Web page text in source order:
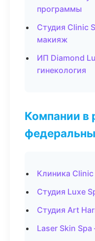
программы
Студия Clinic
макияж
ИП Diamond
гинекология
Компании
Клиника
Студия Luxe
Студия Art
Laser Skin